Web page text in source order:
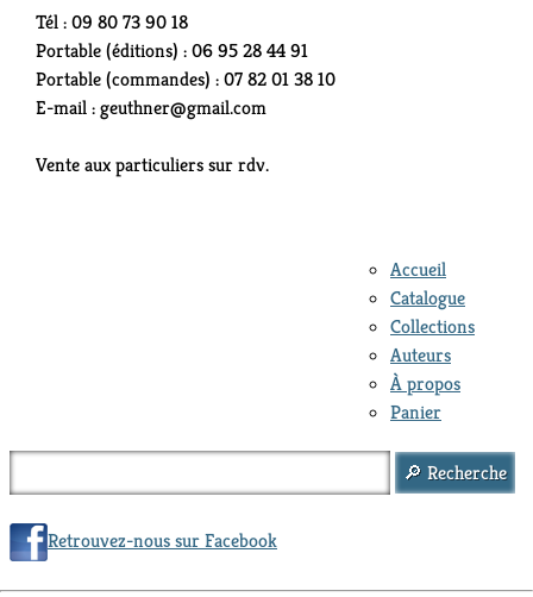
Tél : 09 80 73 90 18
Portable (éditions) : 06 95 28 44 91
Portable (commandes) : 07 82 01 38 10
E-mail : geuthner@gmail.com
Vente aux particuliers sur rdv.
Accueil
Catalogue
Collections
Auteurs
À propos
Panier
Retrouvez-nous sur Facebook